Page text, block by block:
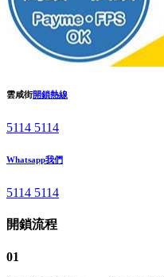
雲咸街開鎖熱線
5114 5114
Whatsapp我們
5114 5114
開鎖流程
01